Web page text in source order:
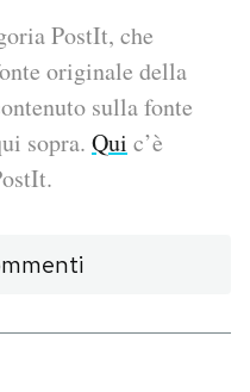
PostIt, che
originale della
sulla fonte
sopra. Qui c’è